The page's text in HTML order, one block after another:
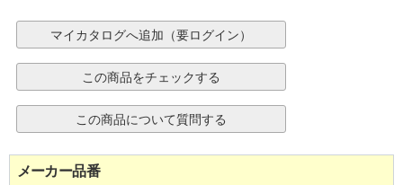
メーカー品番